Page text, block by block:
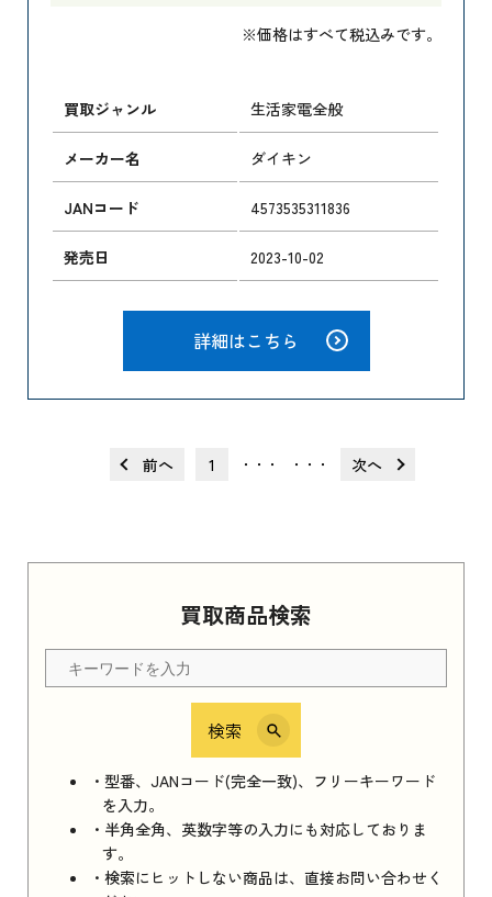
買取商品検索
検索
・型番、JANコード(完全一致)、フリーキーワード
を入力。
・半角全角、英数字等の入力にも対応しておりま
す。
・検索にヒットしない商品は、直接お問い合わせく
※価格はすべて税込みです。
買取ジャンル 生活家電全般
メーカー名 ダイキン
JANコード 4573535311836
発売日 2023-10-02
詳細はこちら
前へ 1 ・・・ ・・・ 次へ